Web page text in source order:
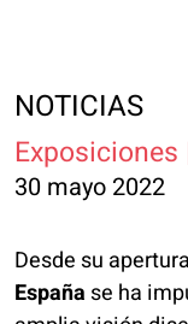
NOTICIAS
30 mayo 2022
Desde su
España se ha